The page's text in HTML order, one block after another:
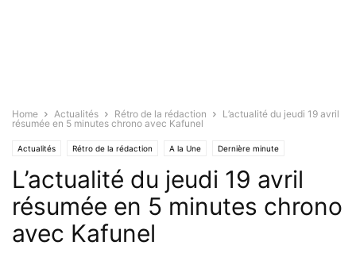
Home Actualités Rétro de la rédaction
L’actualité du jeudi 19 avril
résumée en 5 minutes chrono avec Kafunel
Actualités Rétro de la rédaction A la Une Dernière minute
L’actualité du jeudi 19 avril
résumée en 5 minutes chrono
avec Kafunel